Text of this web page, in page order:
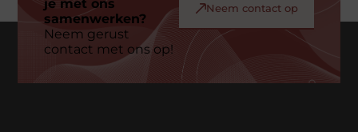
je met ons
samenwerken?
Neem gerust
contact met ons op!
Neem contact op